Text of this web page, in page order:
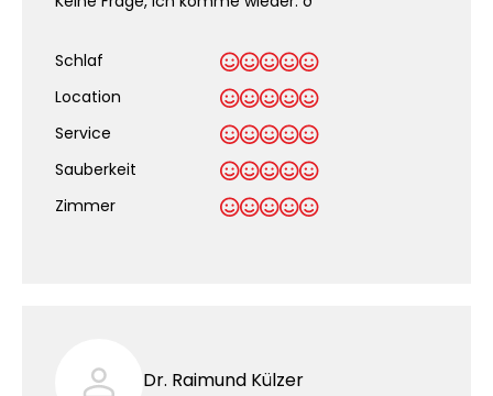
Schlaf
Location
Service
Sauberkeit
Zimmer
Dr. Raimund Külzer